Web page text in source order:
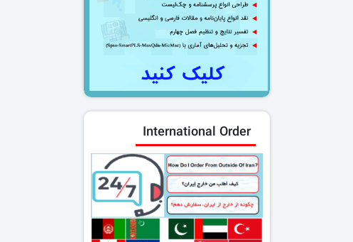
International Order